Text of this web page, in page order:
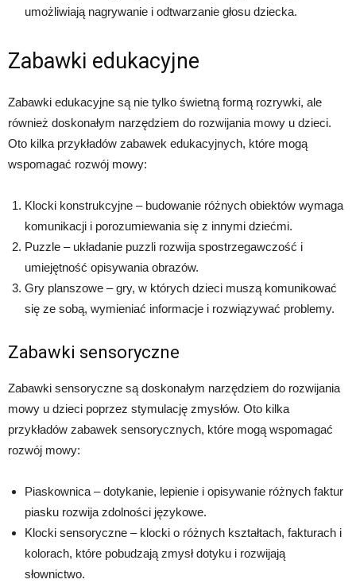
umożliwiają nagrywanie i odtwarzanie głosu dziecka.
Zabawki edukacyjne
Zabawki edukacyjne są nie tylko świetną formą rozrywki, ale
również doskonałym narzędziem do rozwijania mowy u dzieci.
Oto kilka przykładów zabawek edukacyjnych, które mogą
wspomagać rozwój mowy:
Klocki konstrukcyjne – budowanie różnych obiektów wymaga
komunikacji i porozumiewania się z innymi dziećmi.
Puzzle – układanie puzzli rozwija spostrzegawczość i
umiejętność opisywania obrazów.
Gry planszowe – gry, w których dzieci muszą komunikować
się ze sobą, wymieniać informacje i rozwiązywać problemy.
Zabawki sensoryczne
Zabawki sensoryczne są doskonałym narzędziem do rozwijania
mowy u dzieci poprzez stymulację zmysłów. Oto kilka
przykładów zabawek sensorycznych, które mogą wspomagać
rozwój mowy:
Piaskownica – dotykanie, lepienie i opisywanie różnych faktur
piasku rozwija zdolności językowe.
Klocki sensoryczne – klocki o różnych kształtach, fakturach i
kolorach, które pobudzają zmysł dotyku i rozwijają
słownictwo.